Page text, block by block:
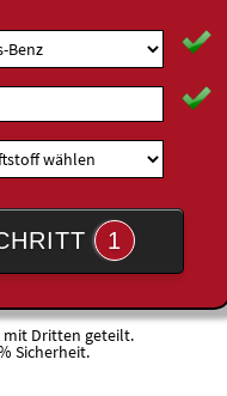
1
mit Dritten geteilt.
Sicherheit.